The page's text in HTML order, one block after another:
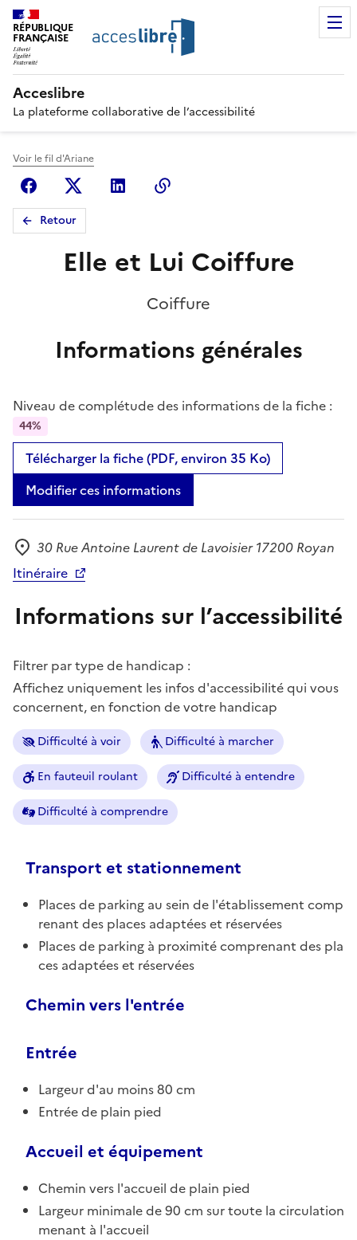
RÉPUBLIQUE
FRANÇAISE
Acceslibre
La plateforme collaborative de l’accessibilité
Voir le fil d'Ariane
FacebookX (anciennement Twitter)
Linkedin
Retour
Elle et Lui Coiffure
Coiffure
Informations générales
Niveau de complétude des informations de la fiche :
44%
Télécharger la fiche (PDF, environ 35 Ko)
Modifier ces informations
Adresse
30 Rue Antoine Laurent de Lavoisier 17200 Royan
Itinéraire
Informations sur l’accessibilité
Filtrer par type de handicap :
Affichez uniquement les infos d'accessibilité qui vous
concernent, en fonction de votre handicap
Difficulté à voir Difficulté à marcher
En fauteuil roulant Difficulté à entendre
Difficulté à comprendre
Transport et stationnement
Places de parking au sein de l'établissement comp
renant des places adaptées et réservées
Places de parking à proximité comprenant des pla
ces adaptées et réservées
Chemin vers l'entrée
Entrée
Largeur d'au moins 80 cm
Entrée de plain pied
Accueil et équipement
Chemin vers l'accueil de plain pied
Largeur minimale de 90 cm sur toute la circulation
menant à l'accueil